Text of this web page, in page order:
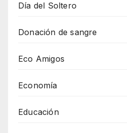
Día del Soltero
Donación de sangre
Eco Amigos
Economía
Educación